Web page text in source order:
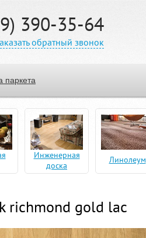
390-35-64
обратный звонок
паркета
Инженерная
доска
Линолеум
richmond gold lac